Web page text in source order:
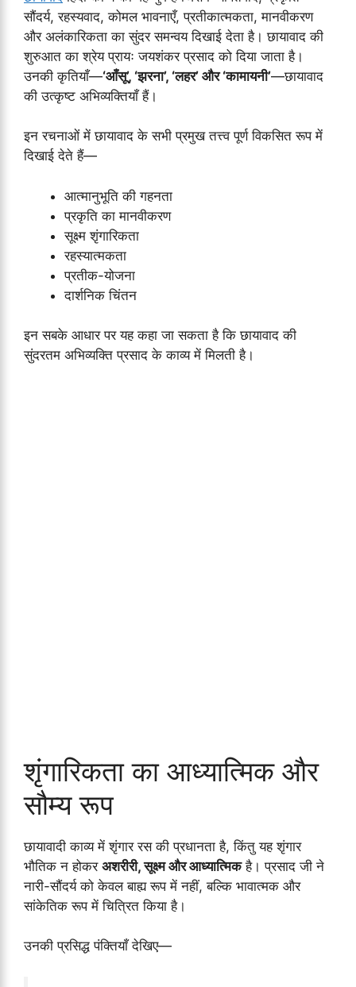
सौंदर्य, रहस्यवाद, कोमल भावनाएँ, प्रतीकात्मकता, मानवीकरण
और अलंकारिकता का सुंदर समन्वय दिखाई देता है। छायावाद की
शुरुआत का श्रेय प्रायः जयशंकर प्रसाद को दिया जाता है।
उनकी कृतियाँ—‘आँसू’, ‘झरना’, ‘लहर’ और ‘कामायनी’—छायावाद
की उत्कृष्ट अभिव्यक्तियाँ हैं।
इन रचनाओं में छायावाद के सभी प्रमुख तत्त्व पूर्ण विकसित रूप में
दिखाई देते हैं—
आत्मानुभूति की गहनता
प्रकृति का मानवीकरण
सूक्ष्म शृंगारिकता
रहस्यात्मकता
प्रतीक-योजना
दार्शनिक चिंतन
इन सबके आधार पर यह कहा जा सकता है कि छायावाद की
सुंदरतम अभिव्यक्ति प्रसाद के काव्य में मिलती है।
शृंगारिकता का आध्यात्मिक और
सौम्य रूप
छायावादी काव्य में शृंगार रस की प्रधानता है, किंतु यह शृंगार
भौतिक न होकर अशरीरी, सूक्ष्म और आध्यात्मिकहै। प्रसाद जी ने
नारी-सौंदर्य को केवल बाह्य रूप में नहीं, बल्कि भावात्मक और
सांकेतिक रूप में चित्रित किया है।
उनकी प्रसिद्ध पंक्तियाँ देखिए—